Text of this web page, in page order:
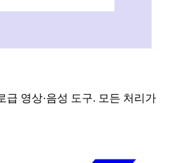
급 영상·음성 도구. 모든 처리가